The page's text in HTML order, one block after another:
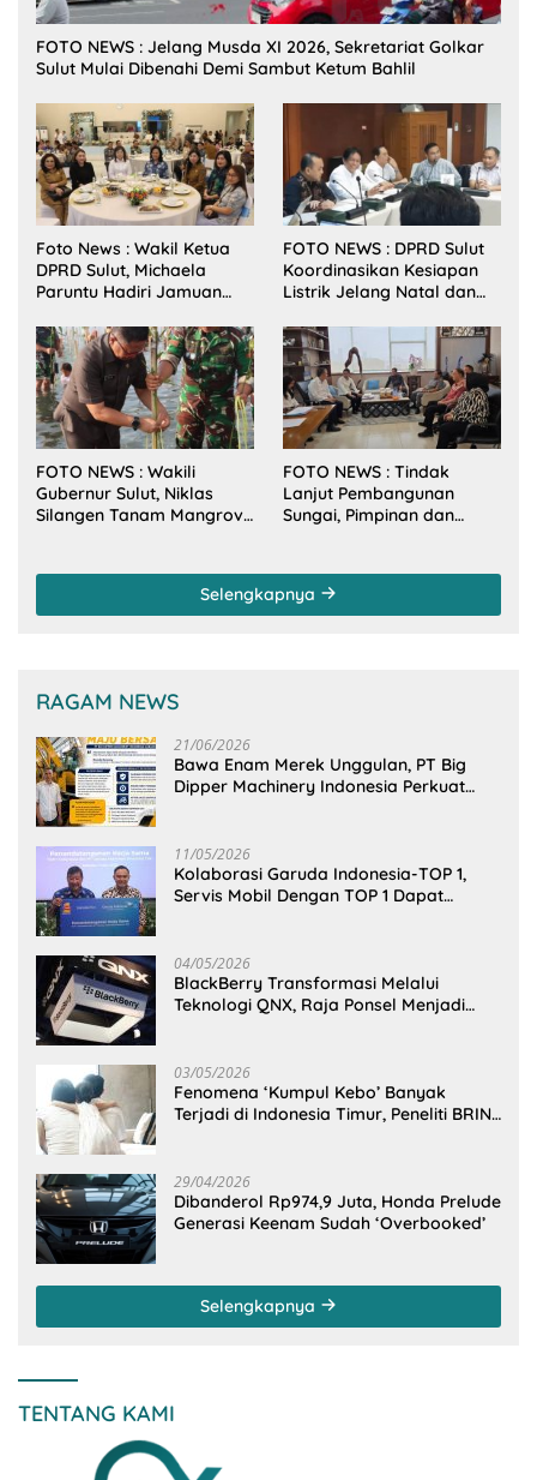
FOTO NEWS : Jelang Musda XI 2026, Sekretariat Golkar
Sulut Mulai Dibenahi Demi Sambut Ketum Bahlil
Foto News : Wakil Ketua
DPRD Sulut, Michaela
Paruntu Hadiri Jamuan
Sulut Bersama Wamenkes
RI
FOTO NEWS : DPRD Sulut
Koordinasikan Kesiapan
Listrik Jelang Natal dan
FOTO NEWS : Wakili
Gubernur Sulut, Niklas
Silangen Tanam Mangrove
FOTO NEWS : Tindak
Lanjut Pembangunan
Sungai, Pimpinan dan
Kementerian PU-RI
Selengkapnya
RAGAM NEWS
21/06/2026
Bawa Enam Merek Unggulan, PT Big
Dipper Machinery Indonesia Perkuat
11/05/2026
Kolaborasi Garuda Indonesia-TOP 1,
Servis Mobil Dengan TOP 1 Dapat
04/05/2026
BlackBerry Transformasi Melalui
Teknologi QNX, Raja Ponsel Menjadi
03/05/2026
Fenomena ‘Kumpul Kebo’ Banyak
Terjadi di Indonesia Timur, Peneliti BRIN
29/04/2026
Dibanderol Rp974,9 Juta, Honda Prelude
Generasi Keenam Sudah ‘Overbooked’
Selengkapnya
TENTANG KAMI